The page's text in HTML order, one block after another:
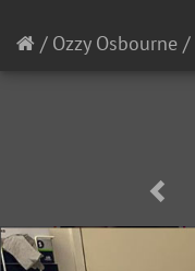
/ Ozzy Osbourne /